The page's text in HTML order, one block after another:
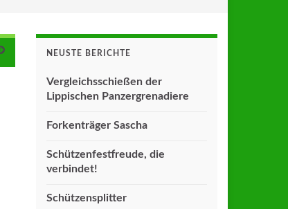
NEUSTE BERICHTE
Vergleichsschießen der
Lippischen Panzergrenadiere
Forkenträger Sascha
Schützenfestfreude, die
verbindet!
Schützensplitter